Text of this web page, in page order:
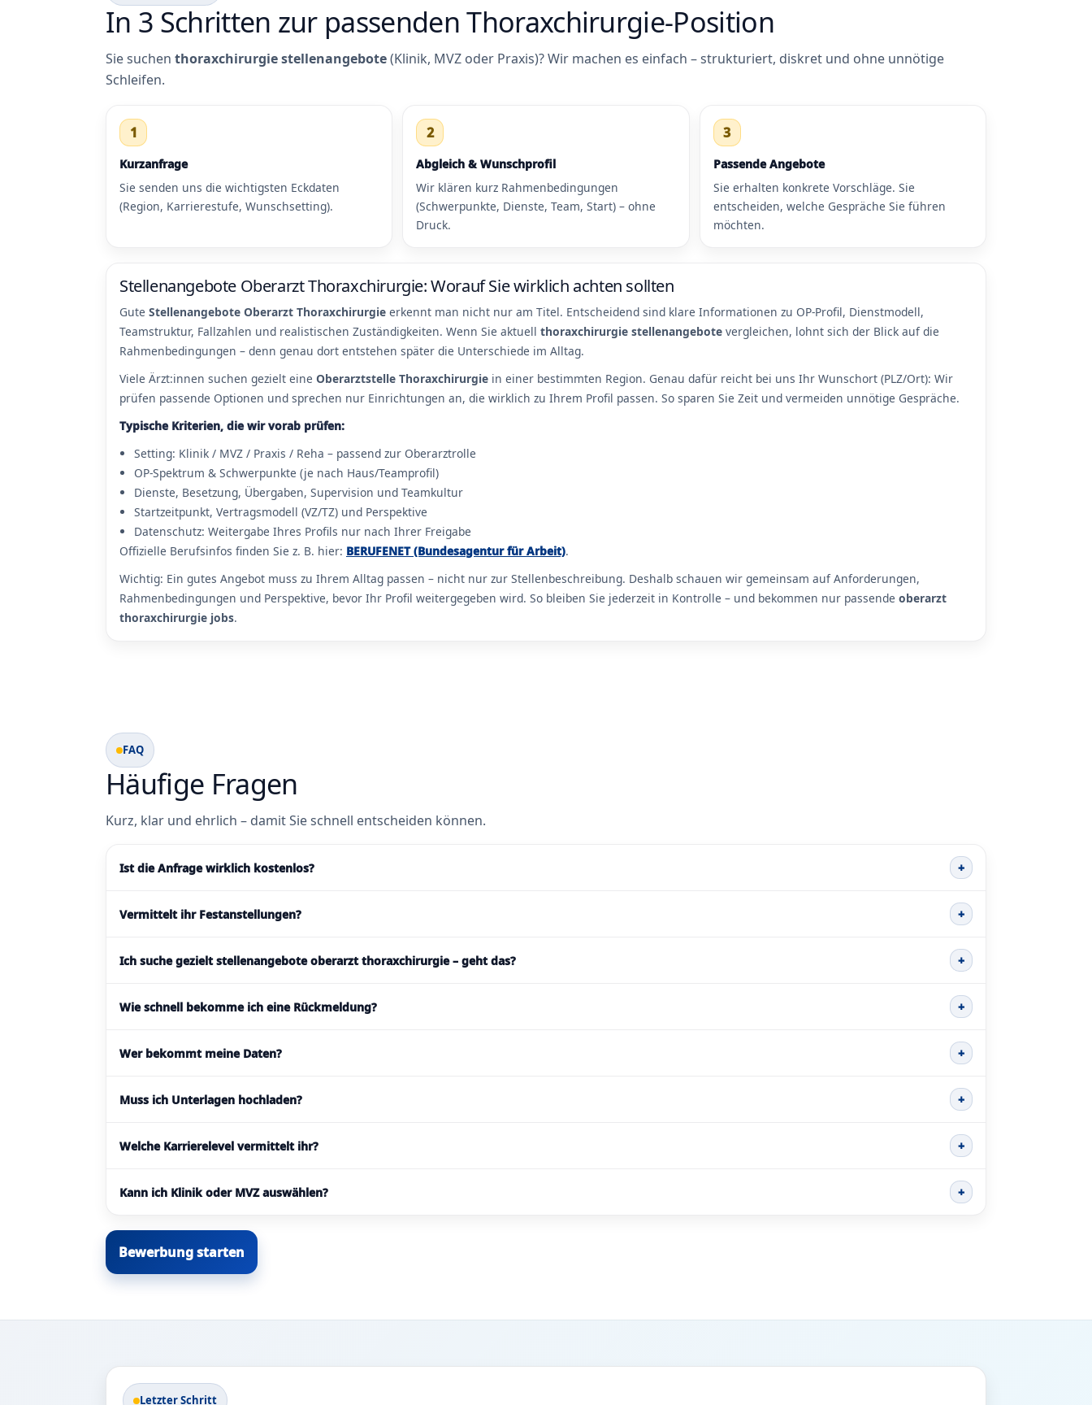
In 3 Schritten zur passenden Thoraxchirurgie-Position
Sie suchen thoraxchirurgie stellenangebote(Klinik, MVZ oder Praxis)? Wir machen es einfach – strukturiert, diskret und ohne unnötige
Schleifen.
1
Kurzanfrage
Sie senden uns die wichtigsten Eckdaten
(Region, Karrierestufe, Wunschsetting).
2
Abgleich & Wunschprofil
Wir klären kurz Rahmenbedingungen
(Schwerpunkte, Dienste, Team, Start) – ohne
Druck.
3
Passende Angebote
Sie erhalten konkrete Vorschläge. Sie
entscheiden, welche Gespräche Sie führen
möchten.
Stellenangebote Oberarzt Thoraxchirurgie: Worauf Sie wirklich achten sollten
Gute Stellenangebote Oberarzt Thoraxchirurgie erkennt man nicht nur am Titel. Entscheidend sind klare Informationen zu OP-Profil, Dienstmodell,
Teamstruktur, Fallzahlen und realistischen Zuständigkeiten. Wenn Sie aktuell thoraxchirurgie stellenangebote vergleichen, lohnt sich der Blick auf die
Rahmenbedingungen – denn genau dort entstehen später die Unterschiede im Alltag.
Viele Ärzt:innen suchen gezielt eine Oberarztstelle Thoraxchirurgie in einer bestimmten Region. Genau dafür reicht bei uns Ihr Wunschort (PLZ/Ort): Wir
prüfen passende Optionen und sprechen nur Einrichtungen an, die wirklich zu Ihrem Profil passen. So sparen Sie Zeit und vermeiden unnötige Gespräche.
Typische Kriterien, die wir vorab prüfen:
Setting: Klinik / MVZ / Praxis / Reha – passend zur Oberarztrolle
OP-Spektrum & Schwerpunkte (je nach Haus/Teamprofil)
Dienste, Besetzung, Übergaben, Supervision und Teamkultur
Startzeitpunkt, Vertragsmodell (VZ/TZ) und Perspektive
Datenschutz: Weitergabe Ihres Profils nur nach Ihrer Freigabe
Offizielle Berufsinfos finden Sie z. B. hier: BERUFENET (Bundesagentur für Arbeit).
Wichtig: Ein gutes Angebot muss zu Ihrem Alltag passen – nicht nur zur Stellenbeschreibung. Deshalb schauen wir gemeinsam auf Anforderungen,
Rahmenbedingungen und Perspektive, bevor Ihr Profil weitergegeben wird. So bleiben Sie jederzeit in Kontrolle – und bekommen nur passende oberarzt
thoraxchirurgie jobs.
FAQ
Häufige Fragen
Kurz, klar und ehrlich – damit Sie schnell entscheiden können.
Ist die Anfrage wirklich kostenlos? +
Vermittelt ihr Festanstellungen? +
Ich suche gezielt stellenangebote oberarzt thoraxchirurgie – geht das? +
Wie schnell bekomme ich eine Rückmeldung? +
Wer bekommt meine Daten? +
Muss ich Unterlagen hochladen? +
Welche Karrierelevel vermittelt ihr? +
Kann ich Klinik oder MVZ auswählen? +
Bewerbung starten
Letzter Schritt